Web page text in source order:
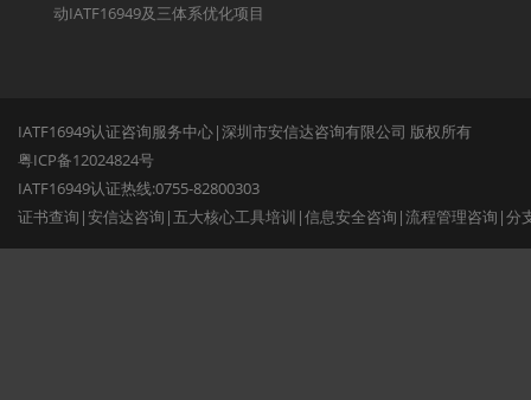
动IATF16949及三体系优化项目
IATF16949认证咨询服务中心|深圳市安信达咨询有限公司 版权所有
粤ICP备12024824号
IATF16949认证热线:0755-82800303
证书查询 |安信达咨询 | 五大核心工具培训 |信息安全咨询 |流程管理咨询 |分